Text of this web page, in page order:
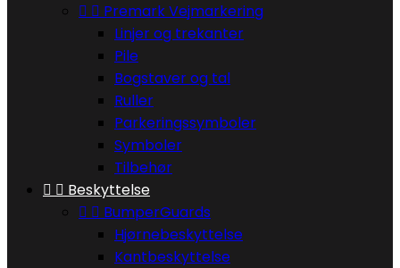
  Premark Vejmarkering
Linjer og trekanter
Pile
Bogstaver og tal
Ruller
Parkeringssymboler
Symboler
Tilbehør
  Beskyttelse
  BumperGuards
Hjørnebeskyttelse
Kantbeskyttelse